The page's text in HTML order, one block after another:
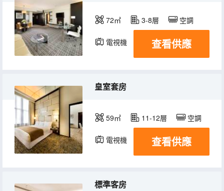
72㎡ 3-8層 空調
電視機 查看供應
皇室套房
59㎡ 11-12層 空調
電視機 查看供應
標準客房